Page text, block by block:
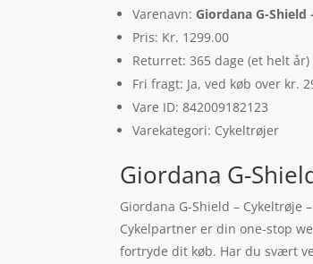
Varenavn: Giordana G-
Pris: Kr. 1299.00
Returret: 365 dage (et helt år)
Fri fragt: Ja, ved køb over kr.
Vare ID: 842009182123
Varekategori: Cykeltrøjer
Giordana G-
Giordana G-Shield –
Cykelpartner er din one-stop
fortryde dit køb. Har du svært